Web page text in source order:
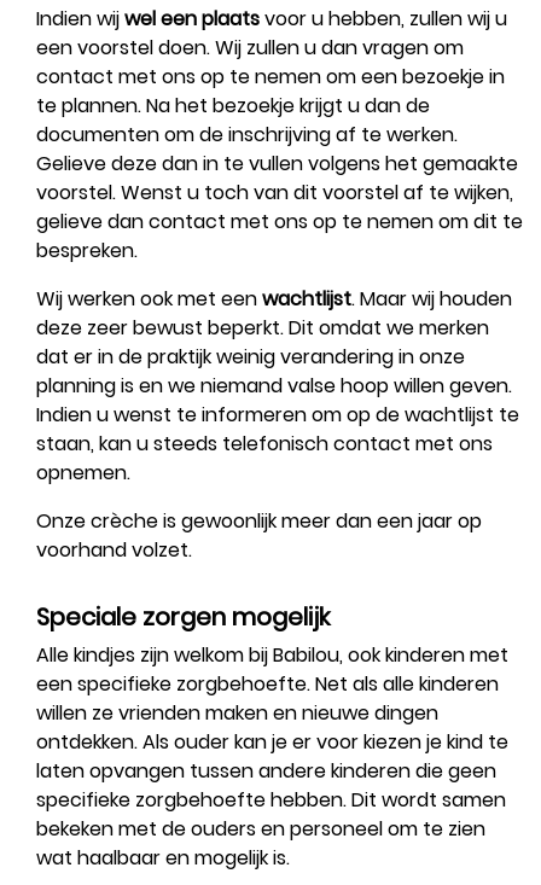
Indien wijwel een plaatsvoor u hebben, zullen wij u
een voorstel doen. Wij zullen u dan vragen om
contact met ons op te nemen om een bezoekje in
te plannen. Na het bezoekje krijgt u dan de
documenten om de inschrijving af te werken.
Gelieve deze dan in te vullen volgens het gemaakte
voorstel. Wenst u toch van dit voorstel af te wijken,
gelieve dan contact met ons op te nemen om dit te
bespreken.
Wij werken ook met eenwachtlijst. Maar wij houden
deze zeer bewust beperkt. Dit omdat we merken
dat er in de praktijk weinig verandering in onze
planning is en we niemand valse hoop willen geven.
Indien u wenst te informeren om op de wachtlijst te
staan, kan u steeds telefonisch contact met ons
opnemen.
Onze crèche is gewoonlijk meer dan een jaar op
voorhand volzet.
Speciale zorgen mogelijk
Alle kindjes zijn welkom bij Babilou, ook kinderen met
een specifieke zorgbehoefte. Net als alle kinderen
willen ze vrienden maken en nieuwe dingen
ontdekken. Als ouder kan je er voor kiezen je kind te
laten opvangen tussen andere kinderen die geen
specifieke zorgbehoefte hebben. Dit wordt samen
bekeken met de ouders en personeel om te zien
wat haalbaar en mogelijk is.